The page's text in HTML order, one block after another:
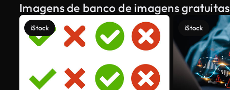
Imagens de banco de imagens gratuitas
iStock iStock